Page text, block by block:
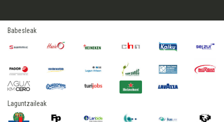
Babesleak
Laguntzaileak